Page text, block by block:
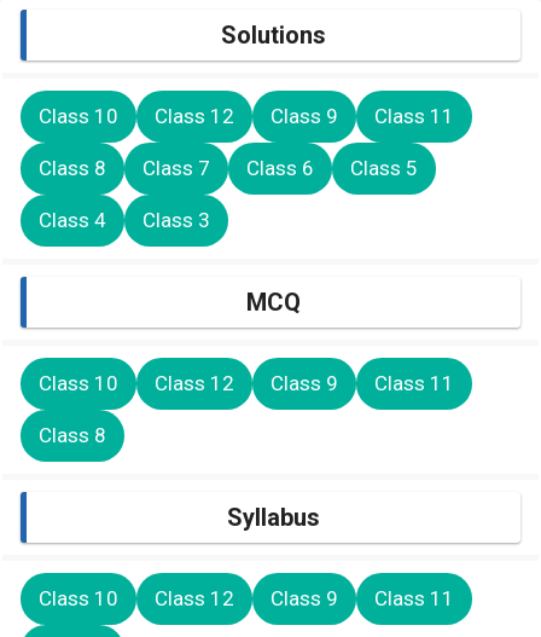
Solutions
Class 10 Class 12 Class 9 Class 11
Class 8 Class 7 Class 6 Class 5
Class 4 Class 3
MCQ
Class 10 Class 12 Class 9 Class 11
Class 8
Syllabus
Class 10 Class 12 Class 9 Class 11